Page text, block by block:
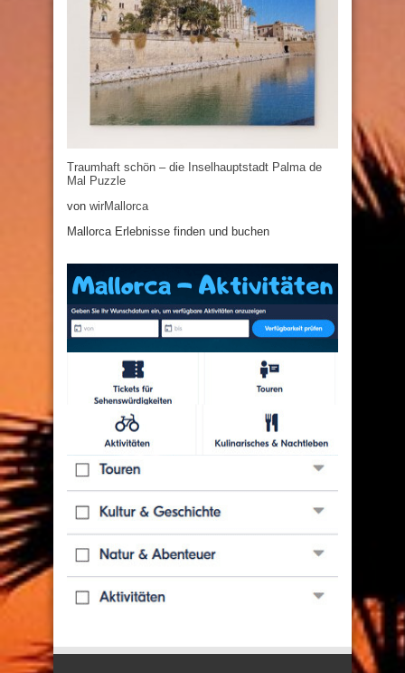
Traumhaft schön – die Inselhauptstadt Palma de
Mal Puzzle
von wirMallorca
Mallorca Erlebnisse finden und buchen